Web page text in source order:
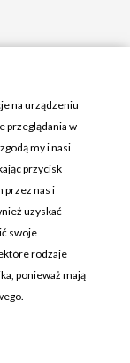
na urządzeniu
przeglądania w
my i nasi
przycisk
przez nas i
uzyskać
swoje
rodzaje
ponieważ mają